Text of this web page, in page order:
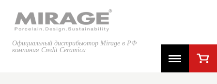
Официальный дистрибьютор Mirage в РФ
компания Credit Ceramica